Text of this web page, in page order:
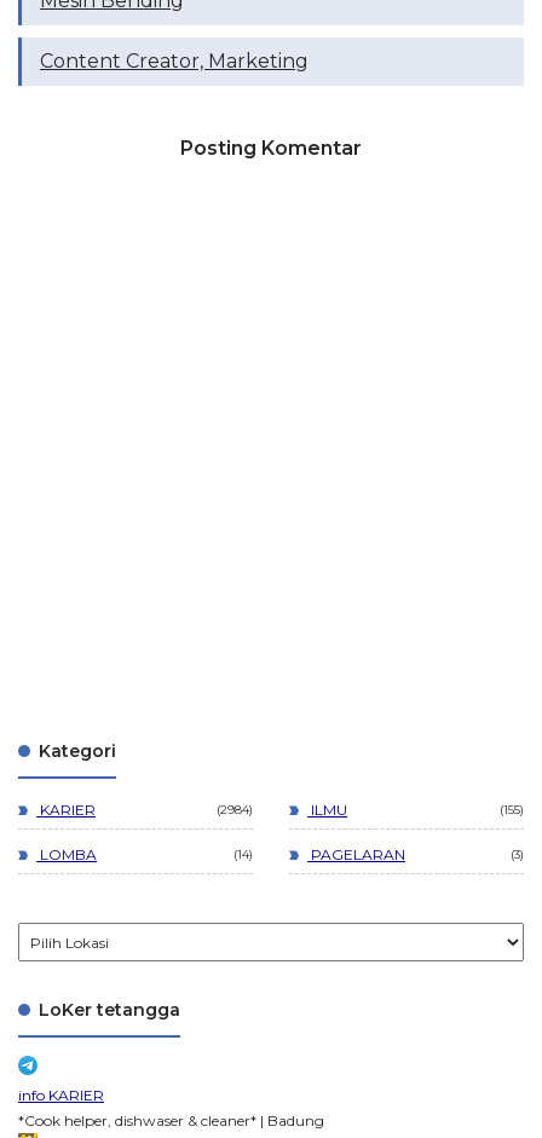
Content Creator, Marketing
Posting Komentar
Kategori
KARIER 2984 ILMU 155
LOMBA 14 PAGELARAN 3
LoKer tetangga
info KARIER
*Cook helper, dishwaser & cleaner* | Badung